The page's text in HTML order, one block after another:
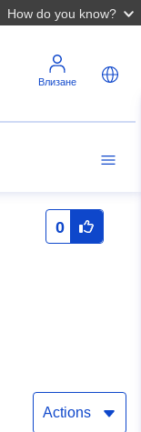
How do you know?
Влизане
0
Actions